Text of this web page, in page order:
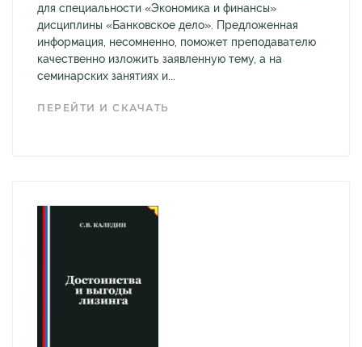
для специальности «Экономика и финансы»
дисциплины «Банковское дело». Предложенная
информация, несомненно, поможет преподавателю
качественно изложить заявленную тему, а на
семинарских занятиях и...
ПЕРЕЙТИ И СКАЧАТЬ